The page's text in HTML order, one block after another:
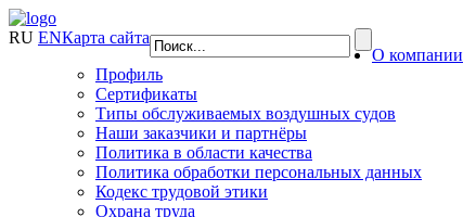
RU ENКарта сайта
О компании
Профиль
Сертификаты
Типы обслуживаемых воздушных судов
Наши заказчики и партнёры
Политика в области качества
Политика обработки персональных данных
Кодекс трудовой этики
Охрана труда